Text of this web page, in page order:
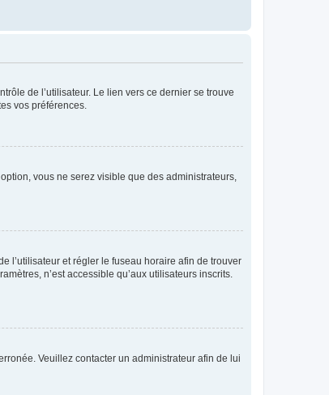
de l’utilisateur. Le lien vers ce dernier se trouve
vos préférences.
vous ne serez visible que des administrateurs,
l’utilisateur et régler le fuseau horaire afin de trouver
n’est accessible qu’aux utilisateurs inscrits.
Veuillez contacter un administrateur afin de lui